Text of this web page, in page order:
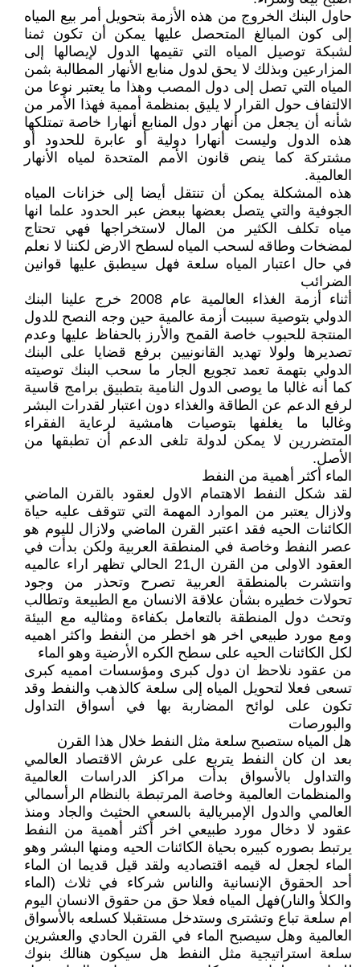
حاول البنك الخروج من هذه الأزمة بتحويل أمر بيع المياه
إلى كون المبالغ المتحصل عليها يمكن أن تكون ثمنا
لشبكة توصيل المياه التي تقيمها الدول لإيصالها إلى
المزارعين وبذلك لا يحق لدول منابع الأنهار المطالبة بثمن
المياه التي تصل إلى دول المصب وهذا ما يعتبر نوعا من
الالتفاف حول القرار لا يليق بمنظمة أممية فهذا الأمر من
شأنه أن يجعل من أنهار دول المنابع أنهارا خاصة تمتلكها
هذه الدول وليست أنهارا دولية أو عابرة للحدود أو
مشتركة كما ينص قانون الأمم المتحدة لمياه الأنهار
العالمية.
هذه المشكلة يمكن أن تنتقل أيضا إلى خزانات المياه
الجوفية والتي يتصل بعضها ببعض عبر الحدود علما انها
مياه تكلف الكثير من المال لاستخراجها فهي تحتاج
لمضخات وطاقه لسحب المياه لسطح الارض لكننا لا نعلم
في حال اعتبار المياه سلعة فهل سيطبق عليها قوانين
الضرائب
أثناء أزمة الغذاء العالمية عام 2008 خرج علينا البنك
الدولي بتوصية سببت أزمة عالمية حين وجه النصح للدول
المنتجة للحبوب خاصة القمح والأرز بالحفاظ عليها وعدم
تصديرها ولولا تهديد القانونيين برفع قضايا على البنك
الدولي بتهمة تعمد تجويع الجار ما سحب البنك توصيته
كما أنه غالبا ما يوصى الدول النامية بتطبيق برامج قاسية
لرفع الدعم عن الطاقة والغذاء دون اعتبار لقدرات البشر
وغالبا ما يغلفها بتوصيات هامشية لرعاية الفقراء
المتضررين لا يمكن لدولة تلغى الدعم أن تطبقها من
الأصل.
الماء أكثر أهمية من النفط
لقد شكل النفط الاهتمام الاول لعقود بالقرن الماضي
ولازال يعتبر من الموارد المهمة التي تتوقف عليه حياة
الكائنات الحيه فقد اعتبر القرن الماضي ولازال لليوم هو
عصر النفط وخاصة في المنطقة العربية ولكن بدأت في
العقود الاولى من القرن ال21 الحالي تظهر اراء عالميه
وانتشرت بالمنطقة العربية تصرح وتحذر من وجود
تحولات خطيره بشأن علاقة الانسان مع الطبيعة وتطالب
وتحث دول المنطقة بالتعامل بكفاءة ومثاليه مع البيئة
ومع مورد طبيعي اخر هو اخطر من النفط واكثر اهميه
لكل الكائنات الحيه على سطح الكره الأرضية وهو الماء
من عقود نلاحظ ان دول كبرى ومؤسسات امميه كبرى
تسعى فعلا لتحويل المياه إلى سلعة كالذهب والنفط وقد
تكون على لوائح المضاربة بها في أسواق التداول
والبورصات
هل المياه ستصبح سلعة مثل النفط خلال هذا القرن
بعد ان كان النفط يتربع على عرش الاقتصاد العالمي
والتداول بالأسواق بدأت مراكز الدراسات العالمية
والمنظمات العالمية وخاصة المرتبطة بالنظام الرأسمالي
العالمي والدول الإمبريالية بالسعي الحثيث والجاد ومنذ
عقود لا دخال مورد طبيعي اخر أكثر أهمية من النفط
يرتبط بصوره كبيره بحياة الكائنات الحيه ومنها البشر وهو
الماء لجعل له قيمه اقتصاديه ولقد قيل قديما ان الماء
أحد الحقوق الإنسانية والناس شركاء في ثلاث (الماء
والكلأ والنار)فهل المياه فعلا حق من حقوق الانسان اليوم
ام سلعة تباع وتشترى وستدخل مستقبلا كسلعه بالأسواق
العالمية وهل سيصبح الماء في القرن الحادي والعشرين
سلعة استراتيجية مثل النفط هل سيكون هنالك بنوك